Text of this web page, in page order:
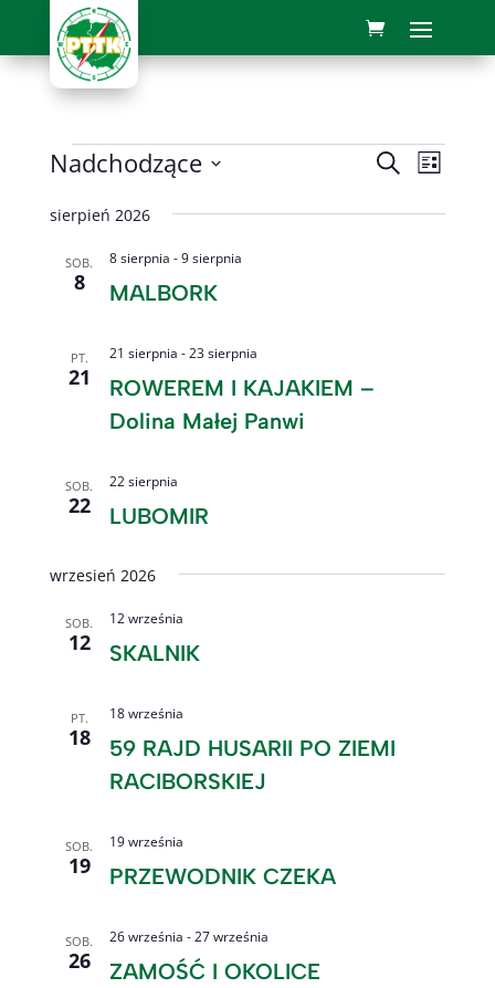
Wydarzenia
po
SzukajLista
Nadchodzące
datę.
sierpień 2026
SOB.
8 MALBORK
8 sierpnia -9 sierpnia
PT.
21
ROWEREM I KAJAKIEM –
Dolina Małej Panwi
21 sierpnia -23 sierpnia
SOB.
22 LUBOMIR
22 sierpnia
wrzesień 2026
SOB.
12 SKALNIK
12 września
PT.
18
59 RAJD HUSARII PO ZIEMI
RACIBORSKIEJ
18 września
SOB.
19 PRZEWODNIK CZEKA
19 września
SOB.
26 ZAMOŚĆ I OKOLICE
26 września -27 września